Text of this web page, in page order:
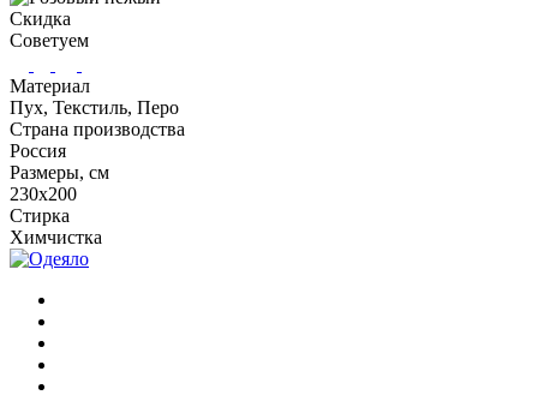
Скидка
Советуем
Материал
Пух, Текстиль, Перо
Страна производства
Россия
Размеры, см
230х200
Стирка
Химчистка